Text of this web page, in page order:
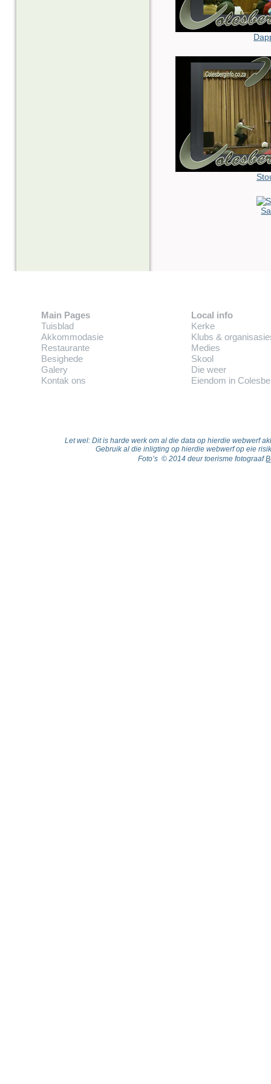
Main Pages
Tuisblad
Akkommodasie
Restaurante
Besighede
Galery
Kontak ons
Local info
Kerke
Klubs &
Medies
Skool
Die weer
Eiendom in
Let wel: Dit is harde werk om al die data op hierdie webwerf
Gebruik al die inligting op hierdie webwerf op eie
Foto’s © 2014 deur toerisme fotograafB